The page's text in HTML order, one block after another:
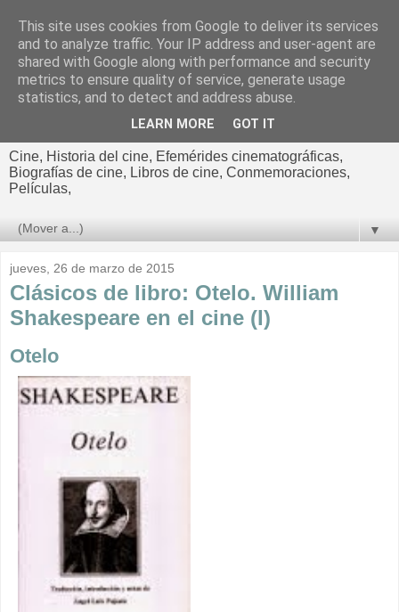
El cultural
cinematográfico de Jorge
Cine, Historia del cine, Efemérides cinematográficas,
Biografías de cine, Libros de cine, Conmemoraciones,
Películas,
▼
jueves, 26 de marzo de 2015
Clásicos de libro: Otelo. William
Shakespeare en el cine (I)
Otelo
This site uses cookies from Google to deliver its services
and to analyze traffic. Your IP address and user-agent are
shared with Google along with performance and security
metrics to ensure quality of service, generate usage
statistics, and to detect and address abuse.
LEARN MORE GOT IT